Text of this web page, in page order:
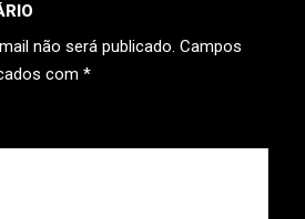
não será publicado. Campos
com *